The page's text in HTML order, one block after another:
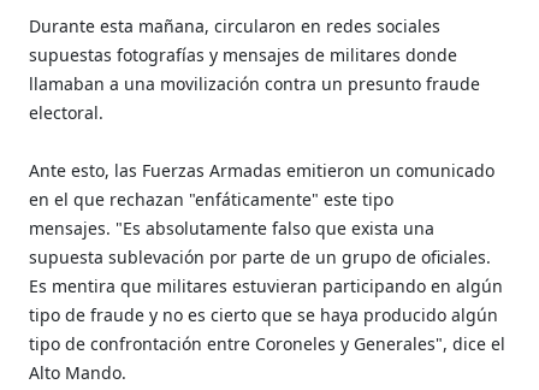
Durante esta mañana, circularon en redes sociales
supuestas fotografías y mensajes de militares donde
llamaban a una movilización contra un presunto fraude
electoral.
Ante esto, las Fuerzas Armadas emitieron un comunicado
en el que rechazan "enfáticamente" este tipo
mensajes. "Es absolutamente falso que exista una
supuesta sublevación por parte de un grupo de oficiales.
Es mentira que militares estuvieran participando en algún
tipo de fraude y no es cierto que se haya producido algún
tipo de confrontación entre Coroneles y Generales", dice el
Alto Mando.